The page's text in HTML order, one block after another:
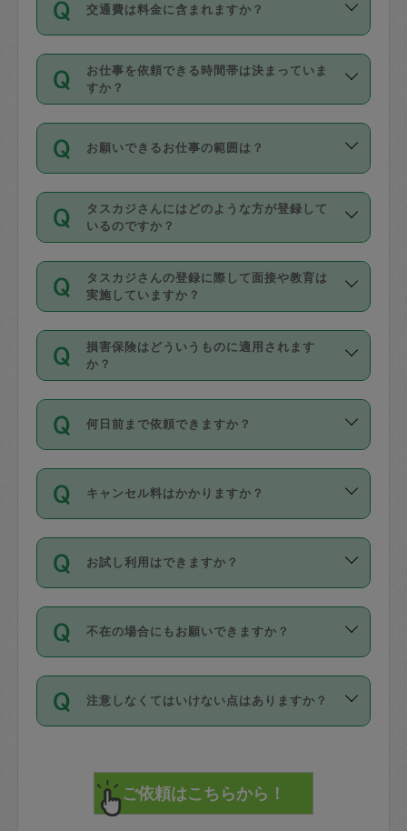
を行う際にご入力ください。プロフィー
ル登録時にはご入力いただかなくても大
丈夫です。
デビットカード・プリペイドカード（Vプ
リカ、au WALLETなど）は支払にはご利
銀行振込や現金払いも対応していませ
なお、タスカジさんの交通費も、依頼料
金のご請求と合わせてお支払いとなりま
動計算で表示されます。
隔週）」があり、「定期」の依頼は「ス
ポット」よりお得な料金でご利用できま
す。
定期の最低利用回数は設けていない代わ
りに、一定数を超えたキャンセルは有償
（例：毎週定期の場合は３回以上のキャ
ンセルが有償（1200円、隔週定期の場合
は２回以上のキャンセルが有償（1200
交通費は料金に含まれますか？
交通費は依頼料金とは別途発生し、依頼
料金のご請求と合わせてお支払いとなり
ます。交通費の金額は「依頼の詳細」に
お仕事を依頼できる時間帯は決まっていま
すか？
時間帯は3種類あります。いずれも１回あ
たり３時間です。
・ＡＭ ９時～１２時
・ＰＭ １３時～１６時
・夜 １８時～２１時
開始時間を２時間前後変更することが可
能です。依頼送信後、個別にタスカジさ
んにメッセージを送り調整してくださ
い。ただし、２時間を越えての調整はで
時間も被らない場合、損害保険の対象外
お願いできるお仕事の範囲は？
掃除、整理収納、洗濯、買い物、料理、
作り置きです。タスカジさんによってで
きる仕事の範囲が異なりますので、依頼
する前にタスカジさんのプロフィールで
確認してください。
基本的に、高所での作業や危険作業、屋
外での作業は対象外です。
タスカジさんにはどのような方が登録して
いるのですか？
主婦として長年の家事経験をお持ちの
方、栄養士・調理師といった資格者で保
育園や学校の給食やレストランで料理関
係の専門職に従事されていた方、日本で
すでにハウスキーパーや英語の先生とし
てお仕事をしているフィリピン出身の
社員など様々なバックグラウンドの方が
登録しています。
日本語も話せる方など様々です。
ールに記載していますので、各自の得意
を依頼してください。
タスカジさんの登録に際して面接や教育は
実施していますか？
応募の際に、各自事務局との面接と説明
を行っています。その後、身分証明書の
写真提出をしていただいています。外国
確認しています。タスカジさんトレーニ
ング動画を使ったセルフトレーニングの
現場トライアルを受け、合格したタスカ
ジさんが活動されています。
※テストセンターの講評は１件目のレビュ
参考
【詳細】タスカジさんの登録に際
損害保険はどういうものに適用されます
か？
依頼者とタスカジさんとの間でタスカジ
を通して成立した作業時間内での作業に
適用されます。作業範囲は、掃除、洗
です。作業中に物を壊したり、人にけが
をさせたりした場合が対象で、補償金額
す。
写真を撮り、
詳細FAQ：
損害賠償保険について教えて
何日前まで依頼できますか？
ご依頼は、現在を起点に3日後（72時間
以降）の日時から受付可能となっていま
す。
タスカジさんへ「募集」をかけることが
可能です。
キャンセル料はかかりますか？
キャンセル料には、以下の2種類がありま
す。
1. 直前キャンセル（定期、スポット契約
共通）
72時間を超える※と、以下のキャンセル
料が発生します。
直前キャンセル料：
72時間前〜24時間前＝依頼料金の50%
お試し利用はできますか？
「お試し利用」というメニューはありま
せんが、「一回のみ」依頼を活用するこ
とによって、気に入ったタスカジさんを
まず、条件の合う気になるタスカジさ
みてください。
その後、一番気に入ったタスカジさんに
不在の場合にもお願いできますか？
不在の場合の作業はタスカジさんの同意
が必要です。数回の依頼ののち、タスカ
ジさんと依頼者の間で十分な信頼関係が
てください。
不在時に部屋に入るためにタスカジさん
注意しなくてはいけない点はありますか？
で、必ず鍵のかかるロッカーや金庫に入
れて依頼者の責任の元管理するよう心掛
けてください。